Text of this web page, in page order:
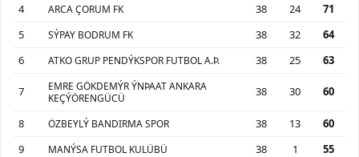
4
ARCA ÇORUM FK 38 24
71
5
SÝPAY BODRUM FK 38 32
64
6
ATKO GRUP PENDÝKSPOR FUTBOL A.Þ. 38 25 63
7
EMRE GÖKDEMÝR ÝNÞAAT ANKARA
KEÇÝÖRENGÜCÜ
38 30 60
8 ÖZBEYLÝ BANDIRMA SPOR 38 13
60
9
MANÝSA FUTBOL KULÜBÜ 38 1
55